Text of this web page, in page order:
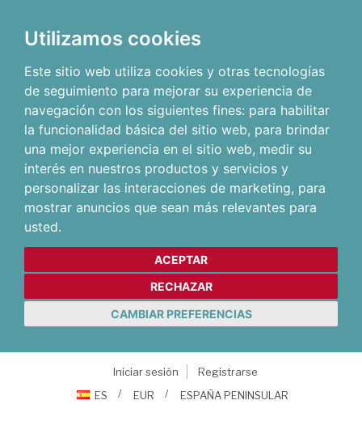
Utilizamos cookies
Este sitio web utiliza cookies y otras tecnologías
de seguimiento para mejorar su experiencia de
navegación con los siguientes fines: para habilitar
la funcionalidad básica del sitio web, para brindar
una mejor experiencia en el sitio web, medir su
interés en nuestros productos y servicios y
personalizar las interacciones de marketing, para
mostrar anuncios que sean más relevantes para
usted.
ACEPTAR
RECHAZAR
CAMBIAR PREFERENCIAS
Iniciar sesión
Registrarse
ES
EUR ESPAÑA PENINSULAR